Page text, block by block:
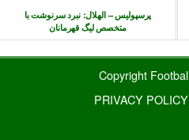
پرسپولیس – الهلال: نبرد سرنوشت با
متخصص لیگ قهرمانان
PRIVACY POLICY